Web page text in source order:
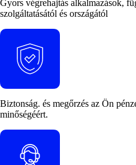
Gyors végrehajtás alkalmazások,
szolgáltatásától és országától
Biztonság. és megőrzés az Ön
minőségéért.